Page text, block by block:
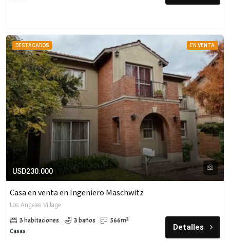
DESTACADOS EN VENTA
USD230.000
Casa en venta en Ingeniero Maschwitz
Los Angeles Village
3 habitaciones 3 baños
566m²
Casas
Detalles